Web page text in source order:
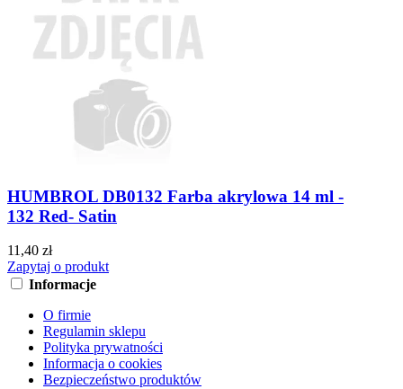
HUMBROL DB0132 Farba akrylowa 14 ml -
132 Red- Satin
11,40 zł
Zapytaj o produkt
Informacje
O firmie
Regulamin sklepu
Polityka prywatności
Informacja o cookies
Bezpieczeństwo produktów